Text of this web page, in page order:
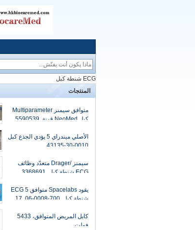
ECG شنطة كبل
المنتجات
متوافق سيمنز Multiparameter
كبل NeoMed قرنة, 5590539
الأصلي ميندراي 5 يؤدي الجذع كبل
0010-30-43135
سيمنز /Drager متعدّد وظائف
ECG شنطة كبل, 3368691
يقود Spacelabs متوافق 5 ECG
شنطة كبل, 700-0008-06, 17
كابل المريض المتوافق، 5433
فولت